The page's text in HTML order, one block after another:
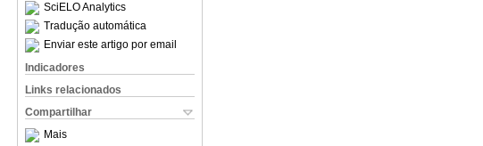
SciELO Analytics
Tradução automática
Enviar este artigo por email
Indicadores
Links relacionados
Compartilhar
Mais